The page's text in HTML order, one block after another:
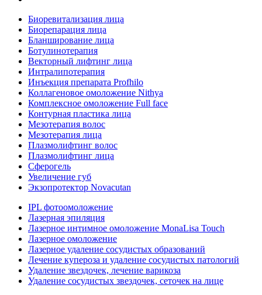
Биоревитализация лица
Биорепарация лица
Бланширование лица
Ботулинотерапия
Векторный лифтинг лица
Интралипотерапия
Инъекция препарата Profhilo
Коллагеновое омоложение Nithya
Комплексное омоложение Full face
Контурная пластика лица
Мезотерапия волос
Мезотерапия лица
Плазмолифтинг волос
Плазмолифтинг лица
Сферогель
Увеличение губ
Экзопротектор Novacutan
IPL фотоомоложение
Лазерная эпиляция
Лазерное интимное омоложение MonaLisa Touch
Лазерное омоложение
Лазерное удаление сосудистых образований
Лечение купероза и удаление сосудистых патологий
Удаление звездочек, лечение варикоза
Удаление сосудистых звездочек, сеточек на лице